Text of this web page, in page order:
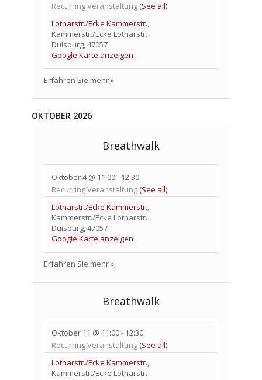
Recurring Veranstaltung(See all)
Lotharstr./Ecke Kammerstr.,
Kammerstr./Ecke Lotharstr.
Duisburg,47057
Google Karte anzeigen
Erfahren Sie mehr »
OKTOBER 2026
Breathwalk
Oktober 4 @ 11:00- 12:30
Recurring Veranstaltung(See all)
Lotharstr./Ecke Kammerstr.,
Kammerstr./Ecke Lotharstr.
Duisburg,47057
Google Karte anzeigen
Erfahren Sie mehr »
Breathwalk
Oktober 11 @ 11:00- 12:30
Recurring Veranstaltung(See all)
Lotharstr./Ecke Kammerstr.,
Kammerstr./Ecke Lotharstr.